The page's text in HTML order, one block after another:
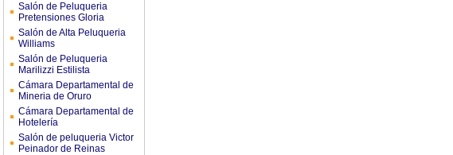
Salón de Peluqueria
Pretensiones Gloria
Salón de Alta Peluqueria
Williams
Salón de Peluqueria
Marilizzi Estilista
Cámara Departamental de
Mineria de Oruro
Cámara Departamental de
Hotelería
Salón de peluqueria Victor
Peinador de Reinas